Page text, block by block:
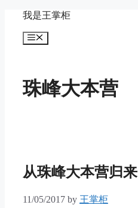
content
我是王掌柜
Menu
珠峰大本营
从珠峰大本营归来
11/05/2017 by 王掌柜